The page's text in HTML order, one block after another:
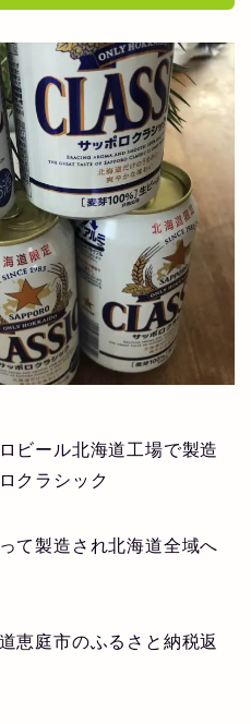
ビール北海道工場で製造
クラシック
て製造され北海道全域へ
恵庭市のふるさと納税返